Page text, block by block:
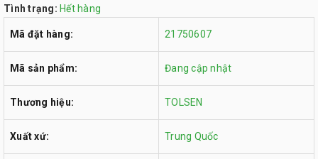
Tình trạng: Hết hàng
Mã đặt hàng: 21750607
Mã sản phẩm: Đang cập nhật
Thương hiệu: TOLSEN
Xuất xứ: Trung Quốc